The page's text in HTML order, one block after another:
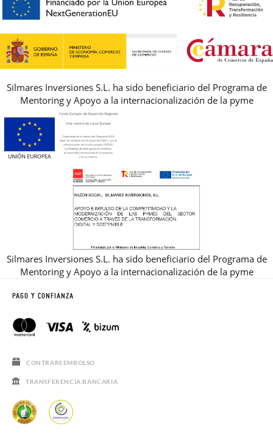
AVISO LEGAL, PRIVACIDAD Y COOKIES
REBAJAS
PREGUNTAS FRECUENTES
Silmares Inversiones S.L. ha sido beneficiario del Programa de
Mentoring y Apoyo a la internacionalización de la pyme
Silmares Inversiones S.L. ha sido beneficiario del Programa de
Mentoring y Apoyo a la internacionalización de la pyme
PAGO Y CONFIANZA
CONTRAREEMBOLSO
TRANSFERENCIA BANCARIA